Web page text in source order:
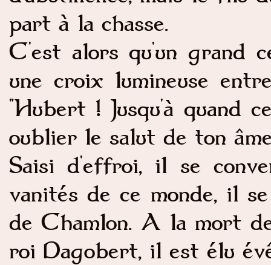
part à la chasse.
C'est alors qu'un grand
une croix lumineuse
"Hubert ! Jusqu'à quand
oublier le salut de ton
Saisi d'effroi, il se
vanités de ce monde, il
de Chamlon. A la mort
roi Dagobert, il est élu